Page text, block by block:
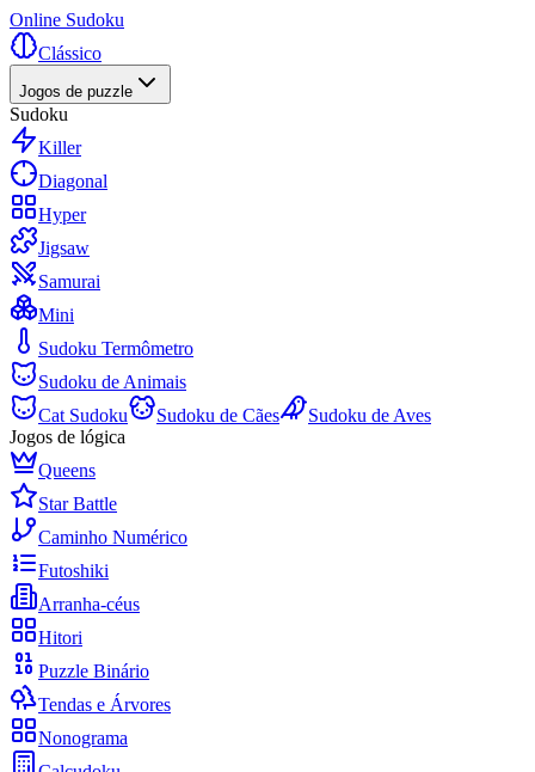
Online Sudoku
Clássico
Jogos de puzzle
Sudoku
Killer
Diagonal
Hyper
Jigsaw
Samurai
Mini
Sudoku Termômetro
Sudoku de Animais
Cat Sudoku
Sudoku de Cães
Sudoku de Aves
Jogos de lógica
Queens
Star Battle
Caminho Numérico
Futoshiki
Arranha-céus
Hitori
Puzzle Binário
Tendas e Árvores
Nonograma